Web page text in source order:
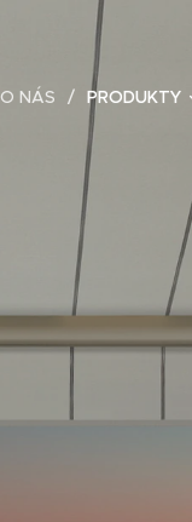
O NÁS PRODUKTY